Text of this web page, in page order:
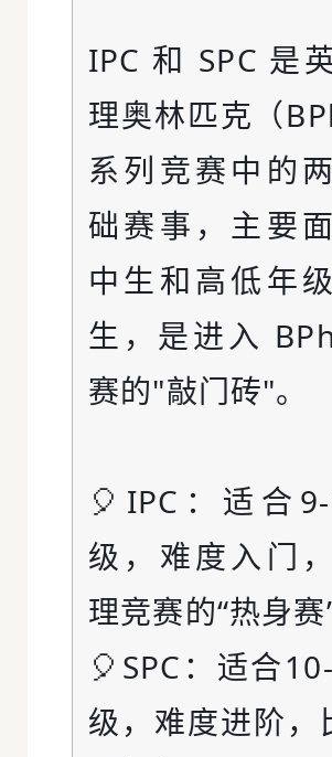
IPC 和 SPC 是
理奥林匹克（
系列竞赛中的
础赛事，主要
中生和高低年
生，是进入
赛的"敲门砖"。
🎈IPC：适合
级，难度入门
理竞赛的“热身赛”
🎈 SPC：适合
级，难度进阶，